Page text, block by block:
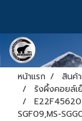
หน้าแรก สินค้
รังผึ้งคอยล์เ
SGF09,MS-